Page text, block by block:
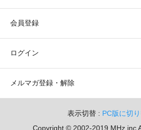
会員登録
ログイン
メルマガ登録・解除
表示切替 : PC版に切
Copyright © 2002-2019 MHz.inc